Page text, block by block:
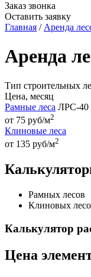
Заказ звонка
Оставить заявку
Главная / Аренда
Аренда
Тип строительных
Цена, месяц
Рамные леса ЛРС-40
от 75 руб/м2
Клиновые леса
от 135 руб/м2
Рамных лесов
Клиновых
Калькулятор
Цена